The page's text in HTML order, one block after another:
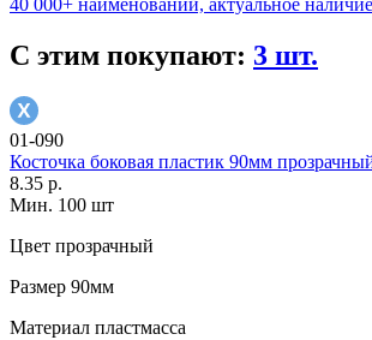
40 000+ наименований, актуальное
С этим покупают: 3 шт.
01-090
Косточка боковая пластик 90мм
8.35 р.
Мин. 100 шт
Цвет прозрачный
Размер 90мм
Материал пластмасса